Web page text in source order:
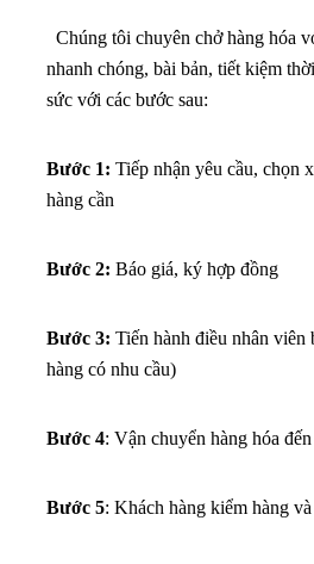
Chúng tôi chuyên chở hàng hóa
nhanh chóng, bài bản, tiết kiệm
sức với các bước sau:
Bước 1: Tiếp nhận yêu cầu, chọn
hàng cần
Bước 2: Báo giá, ký hợp đồng
Bước 3: Tiến hành điều nhân viên
hàng có nhu cầu)
Bước 4: Vận chuyển hàng hóa
Bước 5: Khách hàng kiểm hàng